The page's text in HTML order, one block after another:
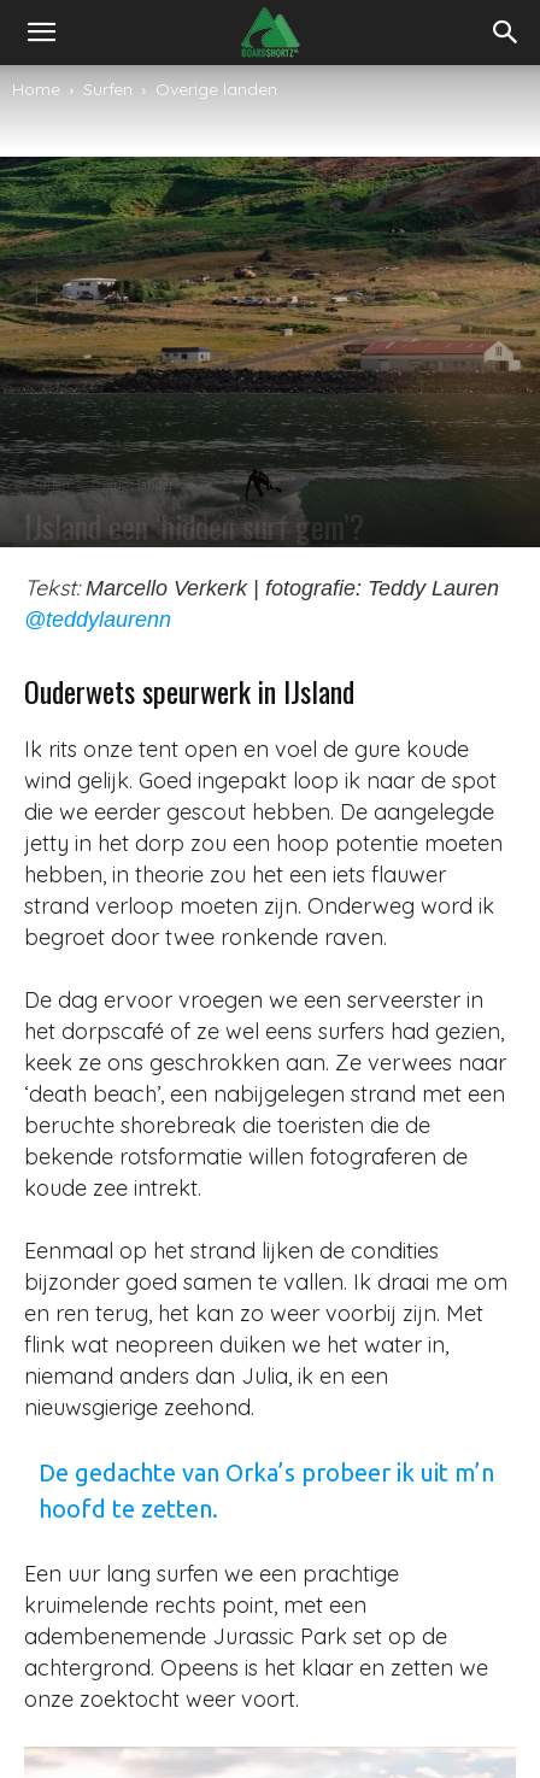
Home Surfen Overige landen
Surfen Overige landen
IJsland een ‘hidden surf gem’?
Tekst:Marcello Verkerk | fotografie: Teddy Lauren
@teddylaurenn
Ouderwets speurwerk in IJsland
Ik rits onze tent open en voel de gure koude
wind gelijk. Goed ingepakt loop ik naar de spot
die we eerder gescout hebben. De aangelegde
jetty in het dorp zou een hoop potentie moeten
hebben, in theorie zou het een iets flauwer
strand verloop moeten zijn. Onderweg word ik
begroet door twee ronkende raven.
De dag ervoor vroegen we een serveerster in
het dorpscafé of ze wel eens surfers had gezien,
keek ze ons geschrokken aan. Ze verwees naar
‘death beach’, een nabijgelegen strand met een
beruchte shorebreak die toeristen die de
bekende rotsformatie willen fotograferen de
koude zee intrekt.
Eenmaal op het strand lijken de condities
bijzonder goed samen te vallen. Ik draai me om
en ren terug, het kan zo weer voorbij zijn. Met
flink wat neopreen duiken we het water in,
niemand anders dan Julia, ik en een
nieuwsgierige zeehond.
De gedachte van Orka’s probeer ik uit m’n
hoofd te zetten.
Een uur lang surfen we een prachtige
kruimelende rechts point, met een
adembenemende Jurassic Park set op de
achtergrond. Opeens is het klaar en zetten we
onze zoektocht weer voort.